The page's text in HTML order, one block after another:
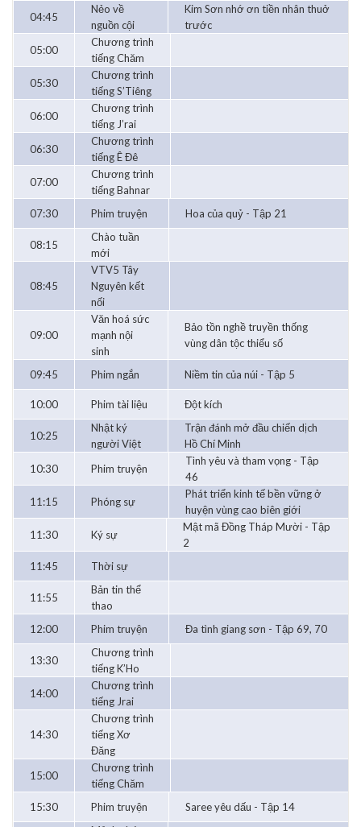
04:45
Nẻo về
nguồn cội
Kim Sơn nhớ ơn tiền nhân thuở
trước
05:00
Chương trình
tiếng Chăm
05:30
Chương trình
tiếng S’Tiêng
06:00
Chương trình
tiếng J’rai
06:30
Chương trình
tiếng Ê Đê
07:00
Chương trình
tiếng Bahnar
07:30
Phim truyện Hoa của quỷ - Tập 21
08:15
Chào tuần
mới
08:45
VTV5 Tây
Nguyên kết
nối
09:00
Văn hoá sức
mạnh nội
sinh
Bảo tồn nghề truyền thống
vùng dân tộc thiểu số
09:45 Phim ngắn Niềm tin của núi - Tập 5
10:00 Phim tài liệu Đột kích
10:25
Nhật ký
người Việt
Trận đánh mở đầu chiến dịch
Hồ Chí Minh
10:30
Phim truyện
Tình yêu và tham vọng - Tập
46
11:15
Phóng sự
Phát triển kinh tế bền vững ở
huyện vùng cao biên giới
11:30
Ký sự
Mật mã Đồng Tháp Mười - Tập
2
11:45
Thời sự
11:55
Bản tin thể
thao
12:00
Phim truyện Đa tình giang sơn - Tập 69, 70
13:30
Chương trình
tiếng K’Ho
14:00
Chương trình
tiếng Jrai
14:30
Chương trình
tiếng Xơ
Đăng
15:00
Chương trình
tiếng Chăm
15:30
Phim truyện
Saree yêu dấu - Tập 14